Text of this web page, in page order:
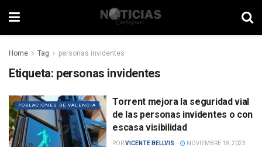
Home Tag personas invidentes
Etiqueta: personas invidentes
POBLACIONES DE VALENCIA
Torrent mejora la seguridad vial
de las personas invidentes o con
escasa visibilidad
PORVICENTE BELLVIS NOVIEMBRE 18, 2023